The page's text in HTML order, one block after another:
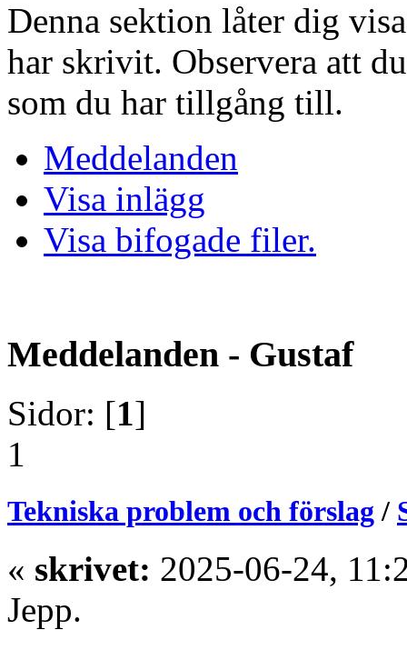
Denna sektion låter dig
har skrivit. Observera att
som du har tillgång till.
Meddelanden
Visa inlägg
Visa bifogade filer.
Meddelanden - Gustaf
Sidor: [1]
1
Tekniska problem och förslag /
« skrivet: 2025-06-24,
Jepp.